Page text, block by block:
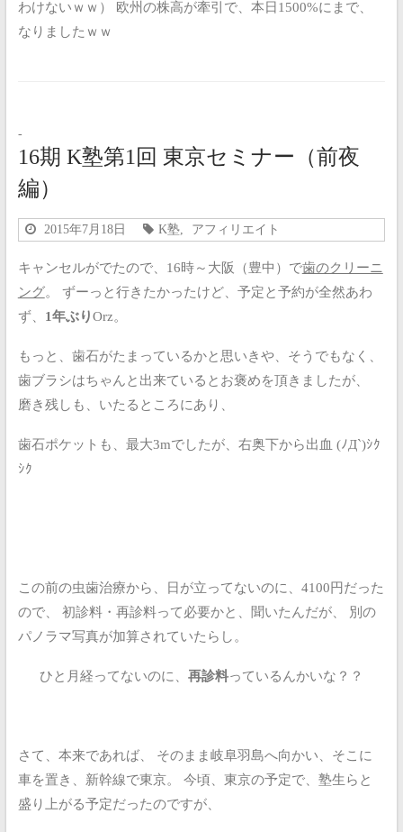
わけないｗｗ）
欧州の株高が牽引で、本日1500%にまで、
なりましたｗｗ
-
16期 K塾第1回 東京セミナー（前夜
編）
2015年7月18日 K塾, アフィリエイト
キャンセルがでたので、16時～大阪（豊中）で歯のクリーニ
ング。
ずーっと行きたかったけど、予定と予約が全然あわ
ず、 1年ぶりOrz。
もっと、歯石がたまっているかと思いきや、そうでもなく、
歯ブラシはちゃんと出来ているとお褒めを頂きましたが、
磨き残しも、いたるところにあり、
歯石ポケットも、最大3mでしたが、右奥下から出血 (ﾉД`)ｼｸ
ｼｸ
この前の虫歯治療から、日が立ってないのに、4100円だった
ので、
初診料・再診料って必要かと、聞いたんだが、
別の
パノラマ写真が加算されていたらし。
ひと月経ってないのに、 再診料っているんかいな？？
さて、本来であれば、
そのまま岐阜羽島へ向かい、そこに
車を置き、新幹線で東京。
今頃、東京の予定で、塾生らと
盛り上がる予定だったのですが、